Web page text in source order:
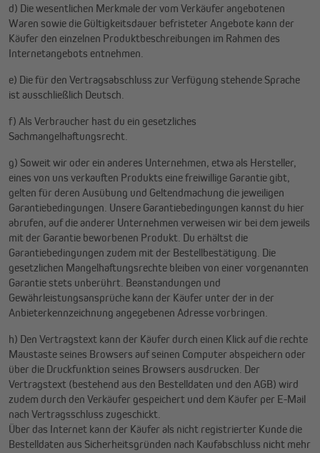
d) Die wesentlichen Merkmale der vom Verkäufer angebotenen
Waren sowie die Gültigkeitsdauer befristeter Angebote kann der
Käufer den einzelnen Produktbeschreibungen im Rahmen des
Internetangebots entnehmen.
e) Die für den Vertragsabschluss zur Verfügung stehende Sprache
ist ausschließlich Deutsch.
f) Als Verbraucher hast du ein gesetzliches
Sachmangelhaftungsrecht.
g) Soweit wir oder ein anderes Unternehmen, etwa als Hersteller,
eines von uns verkauften Produkts eine freiwillige Garantie gibt,
gelten für deren Ausübung und Geltendmachung die jeweiligen
Garantiebedingungen. Unsere Garantiebedingungen kannst du hier
abrufen, auf die anderer Unternehmen verweisen wir bei dem jeweils
mit der Garantie beworbenen Produkt. Du erhältst die
Garantiebedingungen zudem mit der Bestellbestätigung. Die
gesetzlichen Mangelhaftungsrechte bleiben von einer vorgenannten
Garantie stets unberührt. Beanstandungen und
Gewährleistungsansprüche kann der Käufer unter der in der
Anbieterkennzeichnung angegebenen Adresse vorbringen.
h) Den Vertragstext kann der Käufer durch einen Klick auf die rechte
Maustaste seines Browsers auf seinen Computer abspeichern oder
über die Druckfunktion seines Browsers ausdrucken. Der
Vertragstext (bestehend aus den Bestelldaten und den AGB) wird
zudem durch den Verkäufer gespeichert und dem Käufer per E-Mail
nach Vertragsschluss zugeschickt.
Über das Internet kann der Käufer als nicht registrierter Kunde die
Bestelldaten aus Sicherheitsgründen nach Kaufabschluss nicht mehr